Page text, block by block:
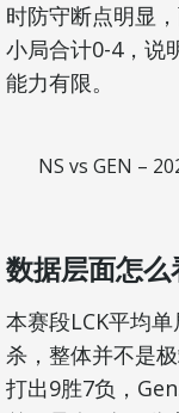
时防守断点明显
小局合计0-4，说
能力有限。
NS vs GEN –
数据层面怎么
本赛段LCK平均
杀，整体并不是
打出9胜7负，